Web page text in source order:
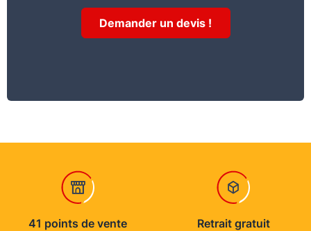
Demander un devis !
41 points de vente
Retrait gratuit